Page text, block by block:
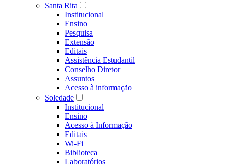
Santa Rita
Institucional
Ensino
Pesquisa
Extensão
Editais
Assistência Estudantil
Conselho Diretor
Assuntos
Acesso à informação
Soledade
Institucional
Ensino
Acesso à Informação
Editais
Wi-Fi
Biblioteca
Laboratórios